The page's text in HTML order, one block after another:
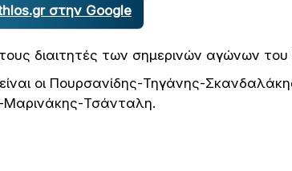
στην Google
διαιτητές των σημερινών αγώνων του
οι Πουρσανίδης-Τηγάνης-
Μαρινάκης-Τσάνταλη.